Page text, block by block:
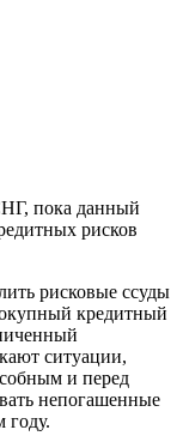
пока данный
рисков
рисковые ссуды
кредитный
ситуации,
и перед
непогашенные
году.